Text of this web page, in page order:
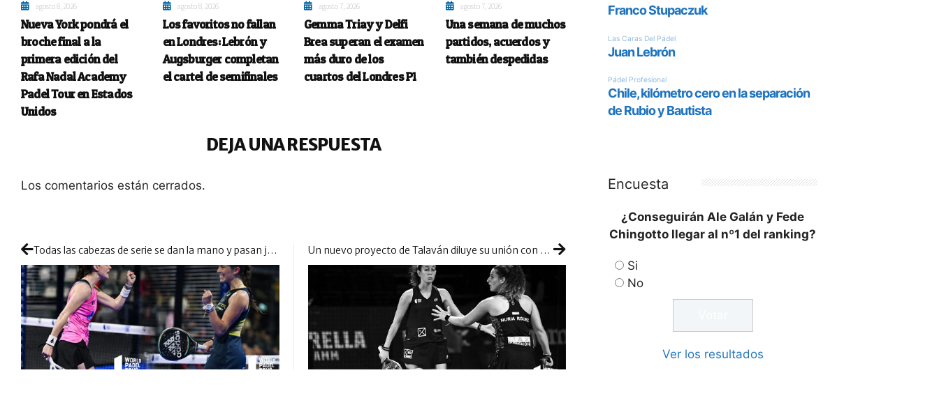
agosto 8, 2026
Nueva York pondrá el
broche final a la
primera edición del
Rafa Nadal Academy
Padel Tour en Estados
Unidos
agosto 8, 2026
Los favoritos no fallan
en Londres: Lebrón y
Augsburger completan
el cartel de semifinales
agosto 7, 2026
Gemma Triay y Delfi
Brea superan el examen
más duro de los
cuartos del Londres P1
agosto 7, 2026
Una semana de muchos
partidos, acuerdos y
también despedidas
DEJA UNA RESPUESTA
Los comentarios están cerrados.
Todas las cabezas de serie se dan la mano y pasan juntas a la ronda de 1/4 de final sin mucho desgaste Un nuevo proyecto de Talaván diluye su unión con Nuria Rodríguez
Encuesta
¿Conseguirán Ale Galán y Fede
Chingotto llegar al nº1 del ranking?
Si
No
Ver los resultados